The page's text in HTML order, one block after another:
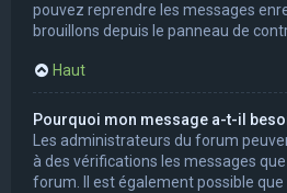
pouvez reprendre les messages
brouillons depuis le panneau de
Haut
Pourquoi mon message a-t-il
Les administrateurs du forum
à des vérifications les messages
forum. Il est également possible